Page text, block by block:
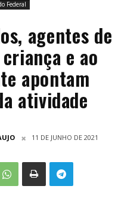
Federal
agentes de
e ao
apontam
atividade
11 DE JUNHO DE 2021